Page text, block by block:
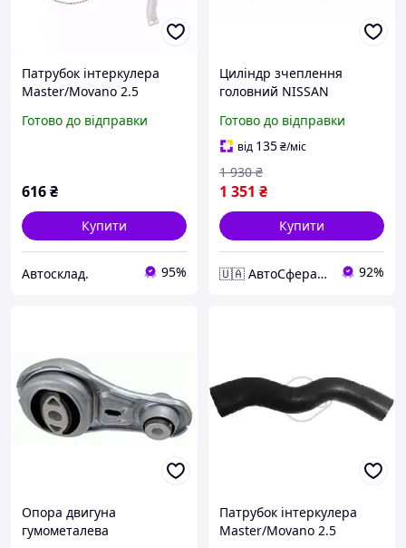
Патрубок інтеркулера
Master/Movano 2.5
RAPRO (12665)
Готово до відправки
616₴
Купити
Автосклад. 95%
Циліндр зчеплення
головний NISSAN
RENAULT TRAFIC 1.9 Di-2.5
CDTI 01-(Пр-во ABS) 41415
Готово до відправки
від 135₴/міс
1 351 ₴
1 930 ₴
Купити
🇺🇦 АвтоСфера 🇺🇦 92%
Опора двигуна
гумометалева
Патрубок інтеркулера
Master/Movano 2.5